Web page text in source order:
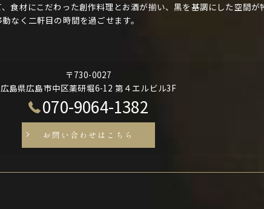
食材にこだわった創作料理とお酒が揃い、黒を基調にした空間
なく二軒目の時間を過ごせます。
〒730-0027
広島県広島市中区薬研堀6-12 第４エルビル3F
070-9064-1382
お問い合わせはこちら